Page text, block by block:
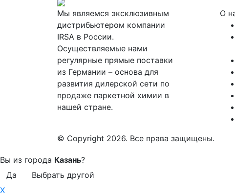
Мы являемся эксклюзивным
дистрибьютером компании
IRSA в России.
Осуществляемые нами
регулярные прямые поставки
из Германии – основа для
развития дилерской сети по
продаже паркетной химии в
нашей стране.
О
© Copyright 2026. Все права защищены.
Вы из города Казань?
Да
Выбрать другой
X